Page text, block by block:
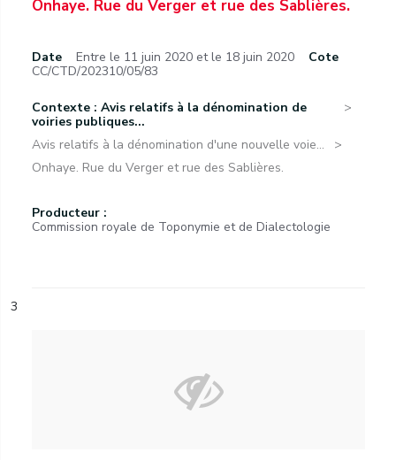
Onhaye. Rue du Verger et rue des Sablières.
Date Entre le 11 juin 2020 et le 18 juin 2020
Cote
CC/CTD/202310/05/83
Contexte : Avis relatifs à la dénomination de
voiries publiques...
Avis relatifs à la dénomination d'une nouvelle voie...
Onhaye. Rue du Verger et rue des Sablières.
Producteur :
Commission royale de Toponymie et de Dialectologie
3